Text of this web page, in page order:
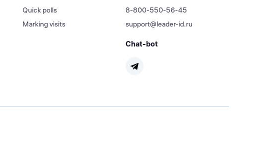
Quick polls
Marking visits
8-800-550-56-45
support@leader-id.ru
Chat-bot